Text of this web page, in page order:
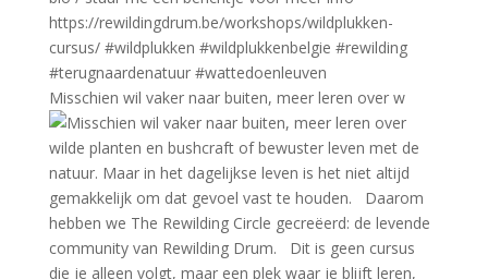
Misschien wil vaker naar buiten, meer leren over w